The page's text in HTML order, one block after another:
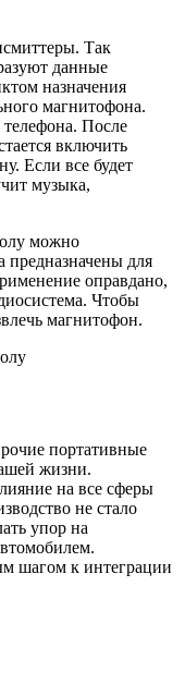
Так
данные
назначения
магнитофона.
После
включить
Если все будет
музыка,
можно
предназначены для
оправдано,
Чтобы
магнитофон.
портативные
жизни.
на все сферы
не стало
упор на
шагом к интеграции